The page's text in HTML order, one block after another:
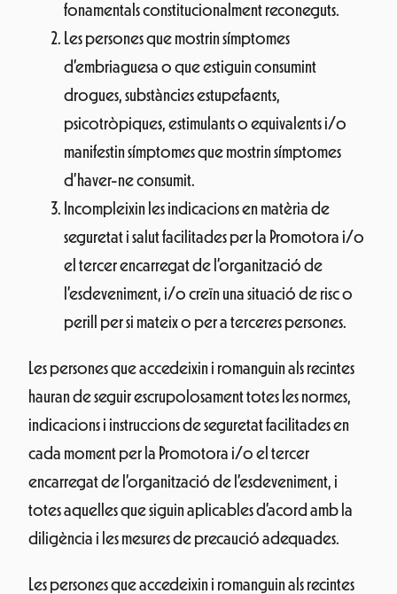
fonamentals constitucionalment reconeguts.
Les persones que mostrin símptomes
d’embriaguesa o que estiguin consumint
drogues, substàncies estupefaents,
psicotròpiques, estimulants o equivalents i/o
manifestin símptomes que mostrin símptomes
d’haver-ne consumit.
Incompleixin les indicacions en matèria de
seguretat i salut facilitades per la Promotora i/o
el tercer encarregat de l’organització de
l’esdeveniment, i/o creïn una situació de risc o
perill per si mateix o per a terceres persones.
Les persones que accedeixin i romanguin als recintes
hauran de seguir escrupolosament totes les normes,
indicacions i instruccions de seguretat facilitades en
cada moment per la Promotora i/o el tercer
encarregat de l’organització de l’esdeveniment, i
totes aquelles que siguin aplicables d’acord amb la
diligència i les mesures de precaució adequades.
Les persones que accedeixin i romanguin als recintes